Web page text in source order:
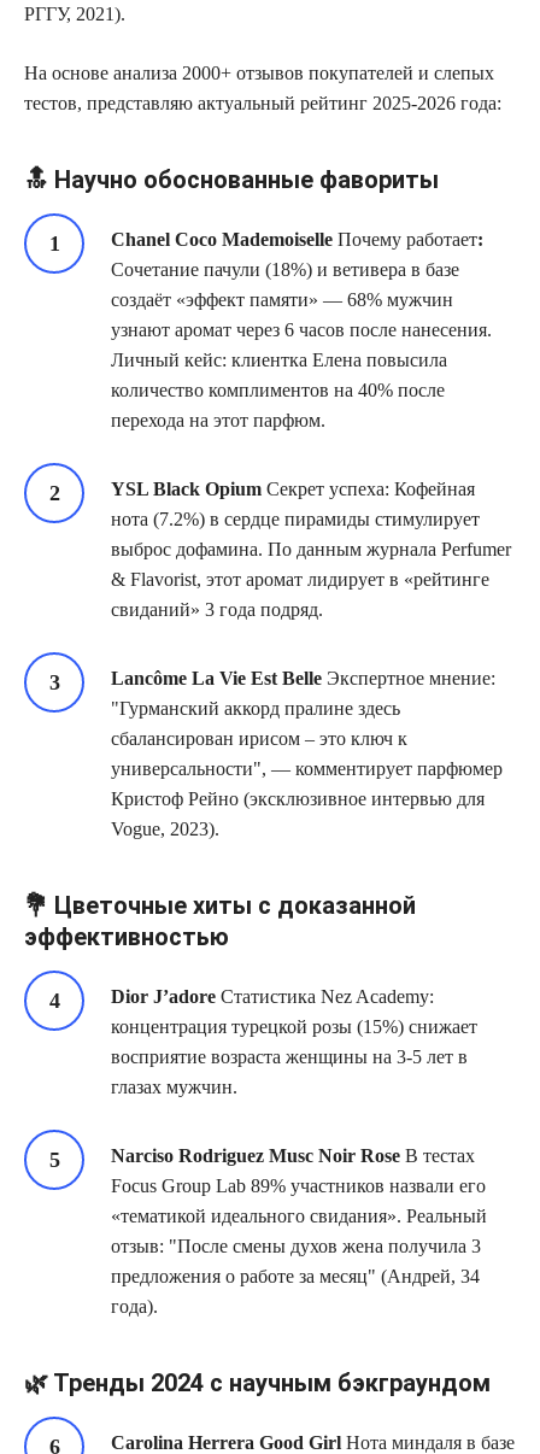
РГГУ, 2021).
На основе анализа 2000+ отзывов покупателей и слепых
тестов, представляю актуальный рейтинг 2025-2026 года:
🔝 Научно обоснованные фавориты
Chanel Coco Mademoiselle Почему работает:
Сочетание пачули (18%) и ветивера в базе
создаёт «эффект памяти» — 68% мужчин
узнают аромат через 6 часов после нанесения.
Личный кейс: клиентка Елена повысила
количество комплиментов на 40% после
перехода на этот парфюм.
YSL Black Opium Секрет успеха: Кофейная
нота (7.2%) в сердце пирамиды стимулирует
выброс дофамина. По данным журнала Perfumer
& Flavorist, этот аромат лидирует в «рейтинге
свиданий» 3 года подряд.
Lancôme La Vie Est Belle Экспертное мнение:
Гурманский аккорд пралине здесь
сбалансирован ирисом – это ключ к
универсальности , — комментирует парфюмер
Кристоф Рейно (эксклюзивное интервью для
Vogue, 2023).
💐 Цветочные хиты с доказанной
эффективностью
Dior J’adore Статистика Nez Academy:
концентрация турецкой розы (15%) снижает
восприятие возраста женщины на 3-5 лет в
глазах мужчин.
Narciso Rodriguez Musc Noir Rose В тестах
Focus Group Lab 89% участников назвали его
«тематикой идеального свидания». Реальный
отзыв:
После смены духов жена получила 3
предложения о работе за месяц
(Андрей, 34
года).
🌿 Тренды 2024 с научным бэкграундом
Carolina Herrera Good Girl Нота миндаля в базе